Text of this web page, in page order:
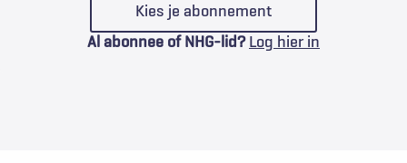
Kies je abonnement
Al abonnee of NHG-lid? Log hier in